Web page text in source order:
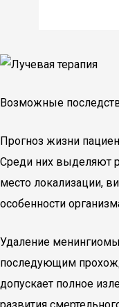
Возможные
Прогноз жизни
Среди них выделяют
место локализации,
особенности
Удаление
последующим
допускает полное